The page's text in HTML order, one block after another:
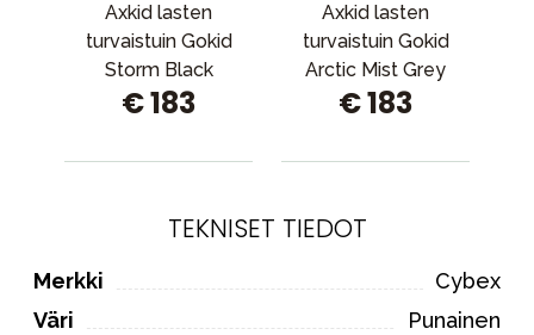
Axkid lasten
turvaistuin Gokid
Storm Black
€ 183
Axkid lasten
turvaistuin Gokid
Arctic Mist Grey
€ 183
TEKNISET TIEDOT
Merkki
Cybex
Väri
Punainen